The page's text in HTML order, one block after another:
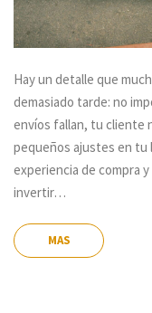
Hay un detalle que
demasiado tarde: no
envíos fallan, tu cliente
pequeños ajustes en tu
experiencia de compra
invertir…
MAS